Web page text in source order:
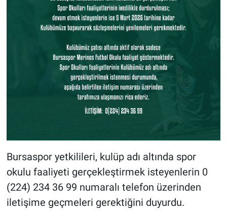
Bursaspor yetkilileri, kulüp adı altında spor
okulu faaliyeti gerçekleştirmek isteyenlerin 0
(224) 234 36 99 numaralı telefon üzerinden
iletişime geçmeleri gerektiğini duyurdu.